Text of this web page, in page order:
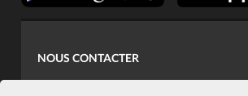
NOUS CONTACTER